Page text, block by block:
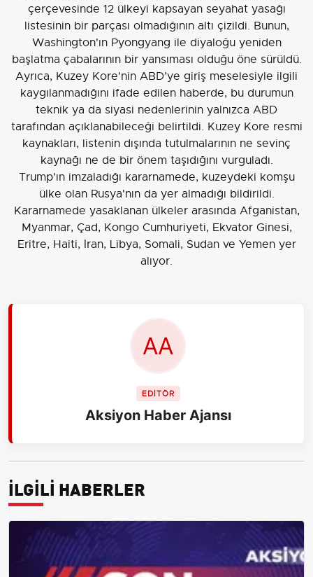
çerçevesinde 12 ülkeyi kapsayan seyahat yasağı
listesinin bir parçası olmadığının altı çizildi. Bunun,
Washington'ın Pyongyang ile diyaloğu yeniden
başlatma çabalarının bir yansıması olduğu öne sürüldü.
Ayrıca, Kuzey Kore'nin ABD’ye giriş meselesiyle ilgili
kaygılanmadığını ifade edilen haberde, bu durumun
teknik ya da siyasi nedenlerinin yalnızca ABD
tarafından açıklanabileceği belirtildi. Kuzey Kore resmi
kaynakları, listenin dışında tutulmalarının ne sevinç
kaynağı ne de bir önem taşıdığını vurguladı.
Trump'ın imzaladığı kararnamede, kuzeydeki komşu
ülke olan Rusya'nın da yer almadığı bildirildi.
Kararnamede yasaklanan ülkeler arasında Afganistan,
Myanmar, Çad, Kongo Cumhuriyeti, Ekvator Ginesi,
Eritre, Haiti, İran, Libya, Somali, Sudan ve Yemen yer
alıyor.
EDİTÖR
Aksiyon Haber Ajansı
İLGİLİ HABERLER